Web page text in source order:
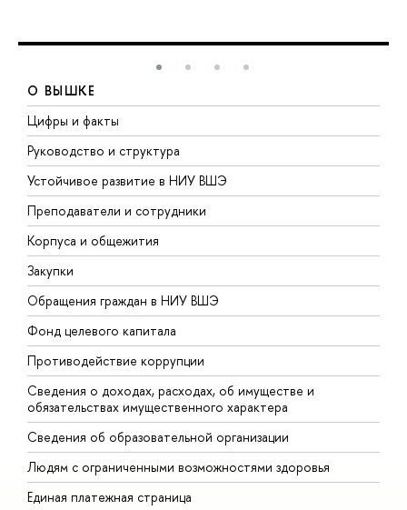
О ВЫШКЕ
Цифры и факты
Руководство и структура
Устойчивое развитие в НИУ ВШЭ
Преподаватели и сотрудники
Корпуса и общежития
Закупки
Обращения граждан в НИУ ВШЭ
Фонд целевого капитала
Противодействие коррупции
Сведения о доходах, расходах, об имуществе и
обязательствах имущественного характера
Сведения об образовательной организации
Людям с ограниченными возможностями здоровья
Единая платежная страница